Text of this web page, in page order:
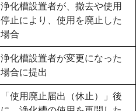
浄化槽設置者が、撤去や使用
停止により、使用を廃止した
場合
浄化槽設置者が変更になった
場合に提出
「使用廃止届出（休止）」後